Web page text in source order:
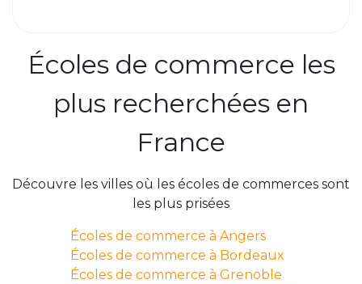
Écoles de commerce les
plus recherchées en
France
Découvre les villes où les écoles de commerces sont
les plus prisées
Écoles de commerce à Angers
Écoles de commerce à Bordeaux
Écoles de commerce à Grenoble